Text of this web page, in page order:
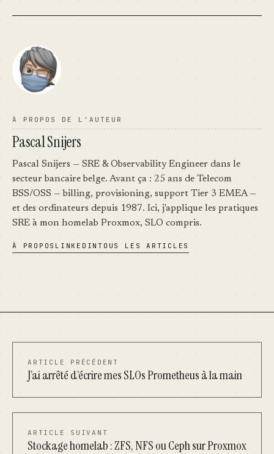
À PROPOS DE L'AUTEUR
Pascal Snijers
Pascal Snijers — SRE & Observability Engineer dans le
secteur bancaire belge. Avant ça : 25 ans de Telecom
BSS/OSS — billing, provisioning, support Tier 3 EMEA —
et des ordinateurs depuis 1987. Ici, j'applique les pratiques
SRE à mon homelab Proxmox, SLO compris.
À PROPOS LINKEDINTOUS LES ARTICLES
ARTICLE PRÉCÉDENT
J’ai arrêté d’écrire mes SLOs Prometheus à la main
ARTICLE SUIVANT
Stockage homelab : ZFS, NFS ou Ceph sur Proxmox